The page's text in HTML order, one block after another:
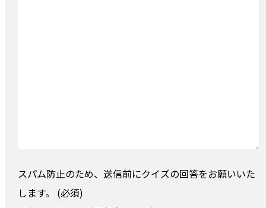
スパム防止のため、送信前にクイズの回答をお願いいた
します。 (必須)